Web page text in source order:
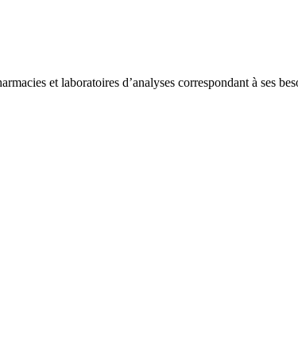
et laboratoires d’analyses correspondant à ses